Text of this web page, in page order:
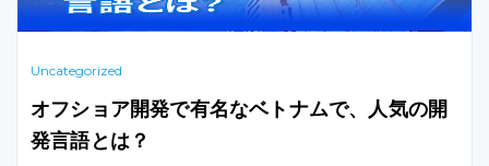
Uncategorized
オフショア開発で有名なベトナムで、人気の開
発言語とは？